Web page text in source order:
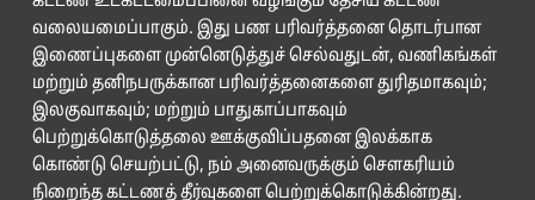
வலையமைப்பாகும். இது பண பரிவர்த்தனை தொடர்பான
இணைப்புகளை முன்னெடுத்துச் செல்வதுடன், வணிகங்கள்
மற்றும் தனிநபருக்கான பரிவர்த்தனைகளை துரிதமாகவும்;
இலகுவாகவும்; மற்றும் பாதுகாப்பாகவும்
பெற்றுக்கொடுத்தலை ஊக்குவிப்பதனை இலக்காக
கொண்டு செயற்பட்டு, நம் அனைவருக்கும் சௌகரியம்
நிறைந்த கட்டணத் தீர்வுகளை பெற்றுக்கொடுக்கின்றது.